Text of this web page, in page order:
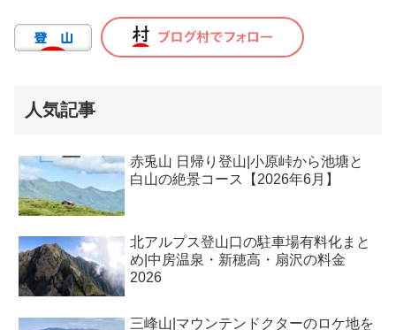
人気記事
赤兎山 日帰り登山|小原峠から池塘と
白山の絶景コース【2026年6月】
北アルプス登山口の駐車場有料化まと
め|中房温泉・新穂高・扇沢の料金
2026
三峰山|マウンテンドクターのロケ地を